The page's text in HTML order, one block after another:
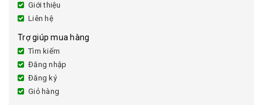
Giới thiệu
Liên hệ
Trợ giúp mua hàng
Tìm kiếm
Đăng nhập
Đăng ký
Giỏ hàng